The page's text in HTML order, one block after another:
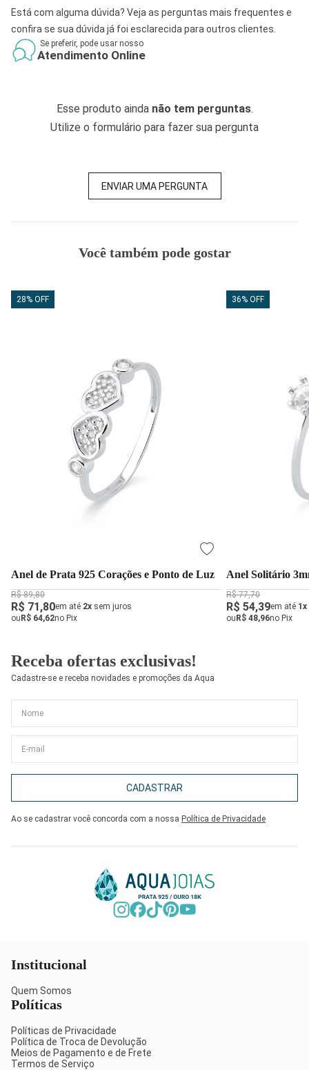
Está com alguma dúvida? Veja as perguntas mais frequentes e
confira se sua dúvida já foi esclarecida para outros clientes.
Se preferir, pode usar nosso
Atendimento Online
Esse produto ainda não tem perguntas.
Utilize o formulário para fazer sua pergunta
ENVIAR UMA PERGUNTA
Você também pode gostar
28% OFF
Anel de Prata 925 Corações e Ponto de Luz
R$ 89,80
R$ 71,80em até 2x sem juros
ouR$ 64,62no Pix
36% OFF
R$ 77,70
R$ 54,39em até 1x
ouR$ 48,96no Pix
Receba ofertas exclusivas!
Cadastre-se e receba novidades e promoções da Aqua
CADASTRAR
Ao se cadastrar você concorda com a nossa Política de Privacidade
Institucional
Quem Somos
Políticas
Políticas de Privacidade
Política de Troca de Devolução
Meios de Pagamento e de Frete
Termos de Serviço